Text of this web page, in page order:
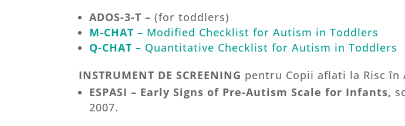
ADOS-3-T – (for toddlers)
M-CHAT – Modified Checklist for Autism in Toddlers
Q-CHAT – Quantitative Checklist for Autism in Toddlers
INSTRUMENT DE SCREENING pentru Copii aflati la Risc în
ESPASI – Early Signs of Pre-Autism Scale for Infants,
2007.